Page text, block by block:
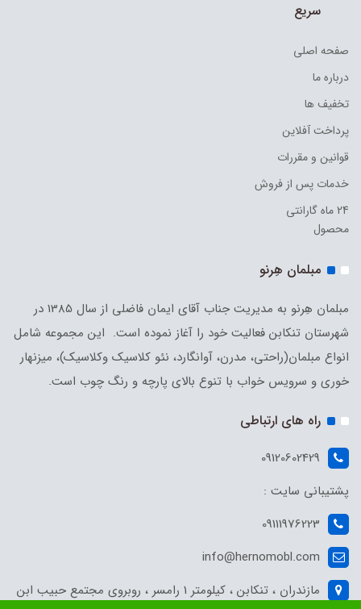
سریع
صفحه اصلی
درباره ما
تخفیف ها
پرداخت آفلاین
قوانین و مقررات
خدمات پس از فروش
24 ماه گارانتی
محصول
مبلمان هِرنو
مبلمان هِرنو به مدیریت جناب آقای ایمان فاضلی از سال 1385 در
شهرستان تنکابن فعالیت خود را آغاز نموده است. این مجموعه شامل
انواع مبلمان(راحتی، مدرن، آوانگارد، نئو کلاسیک وکلاسیک)، میزنهار
خوری و سرویس خواب با تنوع بالای پارچه و رنگ چوب است.
راه های ارتباطی
09120602429
پشتیبانی سایت :
09111976223
info@hernomobl.com
مازندران ، تنکابن ، کیلومتر 1 رامسر ، روبروی مجتمع حبیب ابن